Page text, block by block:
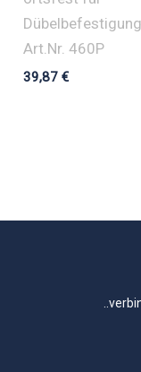
Art.Nr. 460P
39,87€